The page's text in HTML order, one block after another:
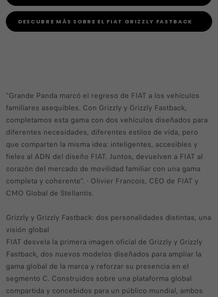
DESCUBRE MÁS SOBRE EL FIAT GRIZZLY FASTBACK
"Grande Panda marcó el regreso de FIAT a los vehículos
familiares asequibles. Con Grizzly y Grizzly Fastback,
completamos esta gama con dos vehículos diseñados para
diferentes necesidades, diferentes estilos de vida, pero
que comparten la misma idea: inteligentes, accesibles y
fieles al ADN del diseño FIAT. Juntos, devuelven a FIAT al
corazón del mercado de movilidad familiar con una gama
completa y coherente". - Olivier Francois, CEO de FIAT y
CMO Global de Stellantis.
Grizzly y Grizzly Fastback: dos personalidades distintas, una
visión global
FIAT desvela la primera imagen oficial de Grizzly y Grizzly
Fastback, dos nuevos modelos diseñados para ampliar la
gama global de la marca y reforzar su presencia en el
segmento C. Construidos sobre una plataforma global
compartida y concebidos para un público mundial, ambos